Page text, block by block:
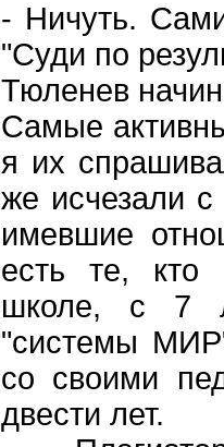
- Ничуть.
"Суди по
Тюленев
Самые
я их
же исчезали
имевшие
есть те, кто
школе, с 7
"системы
со своими
двести лет.